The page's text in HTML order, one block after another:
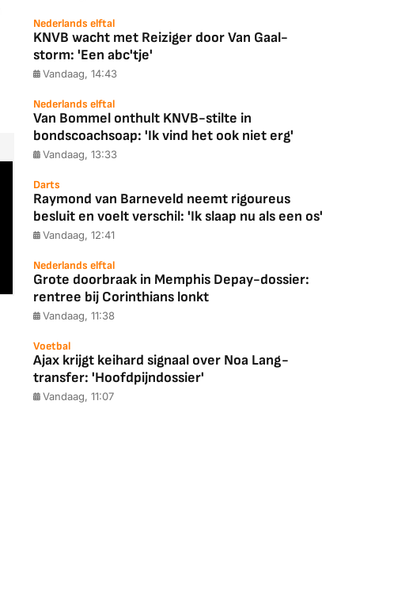
Nederlands elftal
KNVB wacht met Reiziger door Van Gaal-
storm: 'Een abc'tje'
Vandaag, 14:43
Nederlands elftal
Van Bommel onthult KNVB-stilte in
bondscoachsoap: 'Ik vind het ook niet erg'
Vandaag, 13:33
Darts
Raymond van Barneveld neemt rigoureus
besluit en voelt verschil: 'Ik slaap nu als een os'
Vandaag, 12:41
Nederlands elftal
Grote doorbraak in Memphis Depay-dossier:
rentree bij Corinthians lonkt
Vandaag, 11:38
Voetbal
Ajax krijgt keihard signaal over Noa Lang-
transfer: 'Hoofdpijndossier'
Vandaag, 11:07